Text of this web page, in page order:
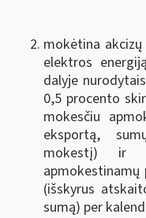
mokėtina
elektros
dalyje
0,5 procento
mokesčiu
eksportą,
mokestį) ir
(išskyrus
sumą) per